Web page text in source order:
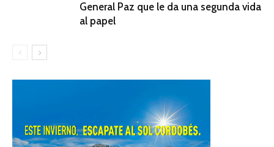
General Paz que le da una segunda vida
al papel